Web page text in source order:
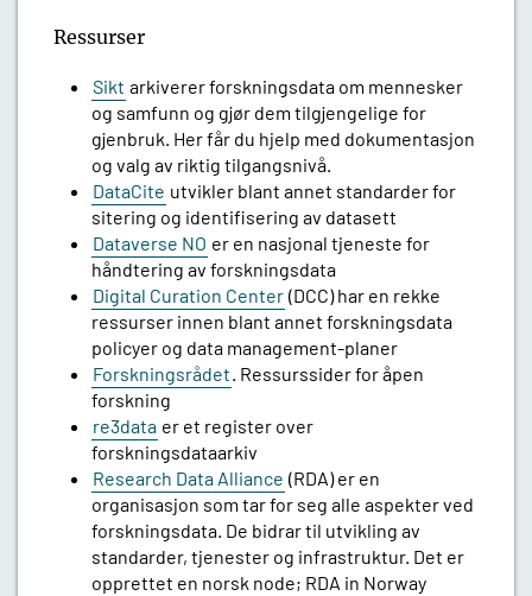
Ressurser
Sikt arkiverer forskningsdata om mennesker
og samfunn og gjør dem tilgjengelige for
gjenbruk. Her får du hjelp med dokumentasjon
og valg av riktig tilgangsnivå.
DataCite utvikler blant annet standarder for
sitering og identifisering av datasett
Dataverse NO er en nasjonal tjeneste for
håndtering av forskningsdata
Digital Curation Center (DCC) har en rekke
ressurser innen blant annet forskningsdata
policyer og data management-planer
Forskningsrådet. Ressurssider for åpen
forskning
re3data er et register over
forskningsdataarkiv
Research Data Alliance (RDA) er en
organisasjon som tar for seg alle aspekter ved
forskningsdata. De bidrar til utvikling av
standarder, tjenester og infrastruktur. Det er
opprettet en norsk node; RDA in Norway